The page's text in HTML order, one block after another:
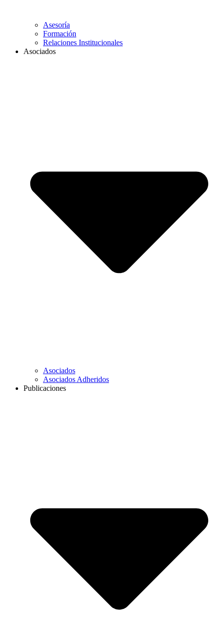
Asesoría
Formación
Relaciones Institucionales
Asociados
Asociados
Asociados Adheridos
Publicaciones